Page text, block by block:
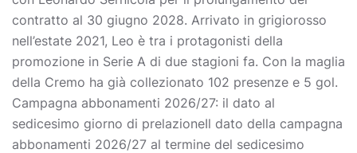
contratto al 30 giugno 2028. Arrivato in grigiorosso
nell’estate 2021, Leo è tra i protagonisti della
promozione in Serie A di due stagioni fa. Con la maglia
della Cremo ha già collezionato 102 presenze e 5 gol.
Campagna abbonamenti 2026/27: il dato al
sedicesimo giorno di prelazioneIl dato della campagna
abbonamenti 2026/27 al termine del sedicesimo